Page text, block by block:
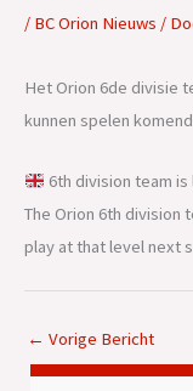
/ BC Orion Nieuws /
Het Orion 6de divisie
kunnen spelen
6th division team
The Orion 6th division
play at that level next
← Vorige Bericht